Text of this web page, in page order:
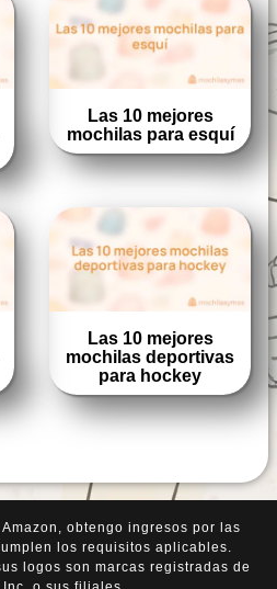
Las 10 mejores
mochilas para esquí
Las 10 mejores
mochilas deportivas
para hockey
obtengo ingresos por las
los requisitos aplicables.
logos son marcas registradas de